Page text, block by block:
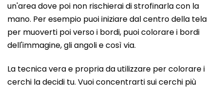
un'area dove poi non rischierai di strofinarla con la
mano. Per esempio puoi iniziare dal centro della tela
per muoverti poi verso i bordi, puoi colorare i bordi
dell'immagine, gli angoli e così via.
La tecnica vera e propria da utilizzare per colorare i
cerchi la decidi tu. Vuoi concentrarti sui cerchi più